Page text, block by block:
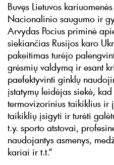
Buvęs Lietuvos
Nacionalinio saugumo ir
Arvydas Pocius priminė
siekiančias Rusijos karo
pakeitimas turėjo
grėsmių valdymą ir esant
paefektyvinti ginklų
įstatymų leidėjas siekė,
termovizorinius taikiklius ir
taikiklių įsigyti ir turėti
t.y. sporto atstovai,
naudojantys asmenys,
kariai ir t.t.“